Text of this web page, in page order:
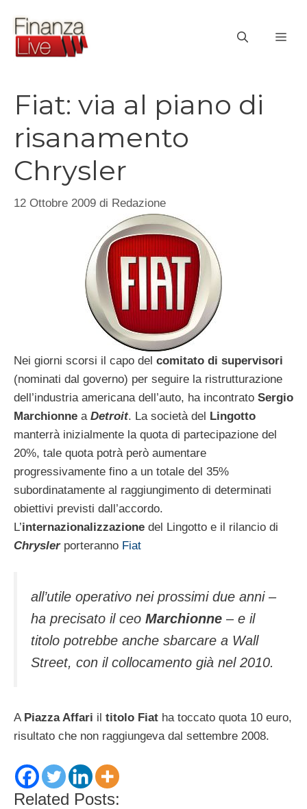
contenuto
Fiat: via al piano di
risanamento
Chrysler
12 Ottobre 2009 di Redazione
Nei giorni scorsi il capo del comitato di supervisori
(nominati dal governo) per seguire la ristrutturazione
dell’industria americana dell’auto, ha incontrato Sergio
Marchionne a Detroit. La società del Lingotto
manterrà inizialmente la quota di partecipazione del
20%, tale quota potrà però aumentare
progressivamente fino a un totale del 35%
subordinatamente al raggiungimento di determinati
obiettivi previsti dall’accordo.
L’internazionalizzazione del Lingotto e il rilancio di
Chryslerporteranno Fiat
all’utile operativo nei prossimi due anni –
ha precisato il ceo Marchionne – e il
titolo potrebbe anche sbarcare a Wall
Street, con il collocamento già nel 2010.
A Piazza Affari il titolo Fiat ha toccato quota 10 euro,
risultato che non raggiungeva dal settembre 2008.
Related Posts: